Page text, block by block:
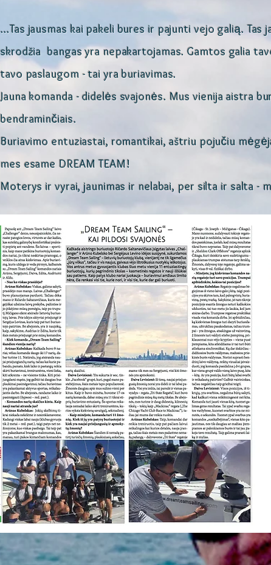
…Tas jausmas kai pakeli bures ir pajunti vejo galią. Tas
skrodžia bangas yra nepakartojamas. Gamtos galia
tavo paslaugom - tai yra buriavimas.
Jauna komanda - didelės svajonės. Mus vienija aistra
bendraminčiais.
Buriavimo entuziastai, romantikai, aštriu pojučiu
mes esame DREAM TEAM!
Moterys ir vyrai, jaunimas ir nelabai, per silta ir salta -